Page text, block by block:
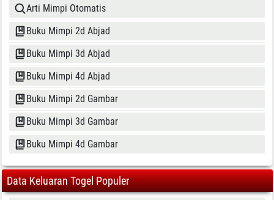
Arti Mimpi Otomatis
Buku Mimpi 2d Abjad
Buku Mimpi 3d Abjad
Buku Mimpi 4d Abjad
Buku Mimpi 2d Gambar
Buku Mimpi 3d Gambar
Buku Mimpi 4d Gambar
Data Keluaran Togel Populer